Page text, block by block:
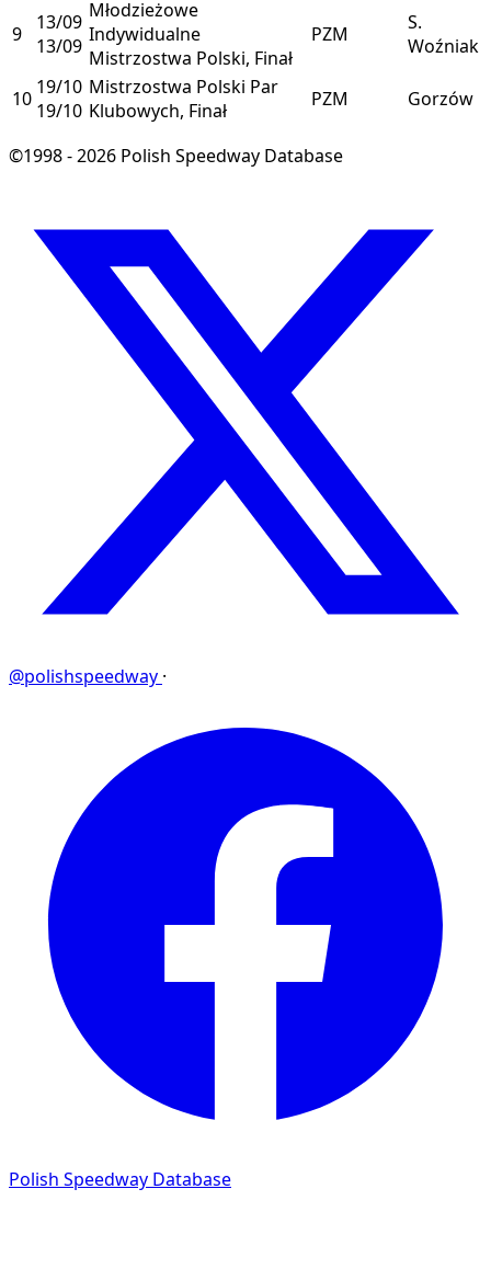
9
13/09
13/09
Młodzieżowe
Indywidualne
Mistrzostwa Polski, Finał
PZM
S.
Woźniak
10 19/10
19/10
Mistrzostwa Polski Par
Klubowych, Finał
PZM Gorzów
©1998 - 2026 Polish Speedway Database
@polishspeedway ·
Polish Speedway Database